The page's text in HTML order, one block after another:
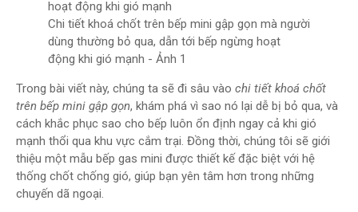
Chi tiết khoá chốt trên bếp mini gập gọn mà người
dùng thường bỏ qua, dẫn tới bếp ngừng hoạt
động khi gió mạnh - Ảnh 1
Trong bài viết này, chúng ta sẽ đi sâu vào chi tiết khoá chốt
trên bếp mini gập gọn, khám phá vì sao nó lại dễ bị bỏ qua, và
cách khắc phục sao cho bếp luôn ổn định ngay cả khi gió
mạnh thổi qua khu vực cắm trại. Đồng thời, chúng tôi sẽ giới
thiệu một mẫu bếp gas mini được thiết kế đặc biệt với hệ
thống chốt chống gió, giúp bạn yên tâm hơn trong những
chuyến dã ngoại.